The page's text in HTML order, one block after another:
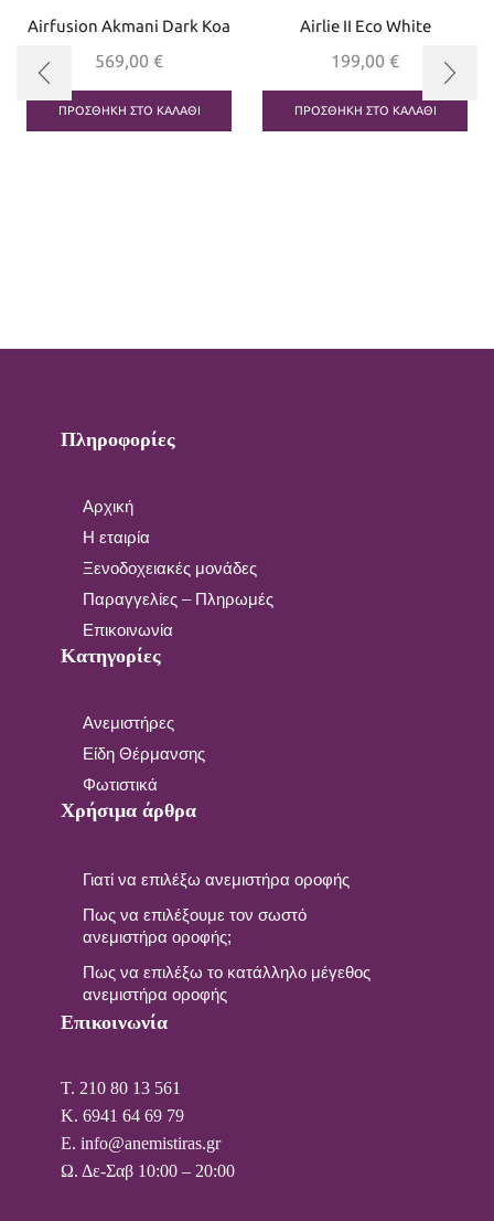
Airfusion Akmani Dark Koa
569,00 €
ΠΡΟΣΘΉΚΗ ΣΤΟ ΚΑΛΆΘΙ
Airlie II Eco White
199,00 €
ΠΡΟΣΘΉΚΗ ΣΤΟ ΚΑΛΆΘΙ
Πληροφορίες
Αρχική
Η εταιρία
Ξενοδοχειακές μονάδες
Παραγγελίες – Πληρωμές
Επικοινωνία
Κατηγορίες
Ανεμιστήρες
Είδη Θέρμανσης
Φωτιστικά
Χρήσιμα άρθρα
Γιατί να επιλέξω ανεμιστήρα οροφής
Πως να επιλέξουμε τον σωστό
ανεμιστήρα οροφής;
Πως να επιλέξω το κατάλληλο μέγεθος
ανεμιστήρα οροφής
Επικοινωνία
T. 210 80 13 561
Κ. 6941 64 69 79
Ε. info@anemistiras.gr
Ω. Δε-Σαβ 10:00 – 20:00